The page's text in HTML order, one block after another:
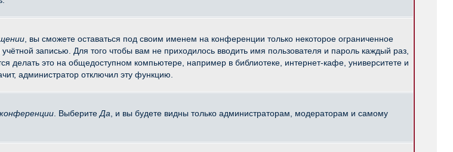
, вы сможете оставаться под своим именем на конференции только некоторое ограниченное
записью. Для того чтобы вам не приходилось вводить имя пользователя и пароль каждый раз,
делать это на общедоступном компьютере, например в библиотеке, интернет-кафе, университете и
администратор отключил эту функцию.
. Выберите Да , и вы будете видны только администраторам, модераторам и самому